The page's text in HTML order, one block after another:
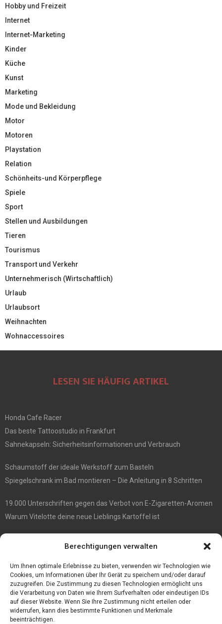
Berechtigungen verwalten
Um Ihnen optimale Erlebnisse zu bieten, verwenden wir Technologien wie
Cookies, um Informationen über Ihr Gerät zu speichern und/oder darauf
zuzugreifen. Die Zustimmung zu diesen Technologien ermöglicht uns
die Verarbeitung von Daten wie Ihrem Surfverhalten oder eindeutigen IDs
auf dieser Website. Wenn Sie Ihre Zustimmung nicht erteilen oder
widerrufen, kann dies bestimmte Funktionen und Merkmale
beeinträchtigen.
Hobby und Freizeit
Internet
Internet-Marketing
Kinder
Küche
Kunst
Marketing
Mode und Bekleidung
Motor
Motoren
Playstation
Relation
Schönheits-und Körperpflege
Spiele
Sport
Stellen und Ausbildungen
Tieren
Tourismus
Transport und Verkehr
Unternehmerisch (Wirtschaftlich)
Urlaub
Urlaubsort
Weihnachten
Wohnaccessoires
LESEN SIE HÄUFIG ARTIKEL
Honda Cafe Racer
Das beste Tattoostudio in Frankfurt
Sahnekapseln: Sicherheitsinformationen und Verbrauch
Schaumstoff der ideale Werkstoff zum Basteln
Spiegelschrank im Bad montieren – Die Anleitung in 8 Schritten
19.000 Unterschriften gegen das Verbot von E-Zigaretten-Aromen
Warum Vitelotte deine neue Lieblings Kartoffel ist
Anne et Valentin Brillen überraschender Stil und ultimativer
Tragekomfort